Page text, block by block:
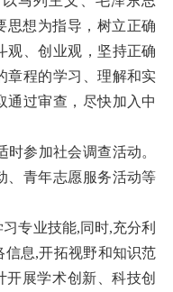
想为指导，树立正确
观、创业观，坚持正确
章程的学习、理解和实
通过审查，尽快加入中
参加社会调查活动。
、青年志愿服务活动等
专业技能,同时,充分利
信息,开拓视野和知识范
展学术创新、科技创